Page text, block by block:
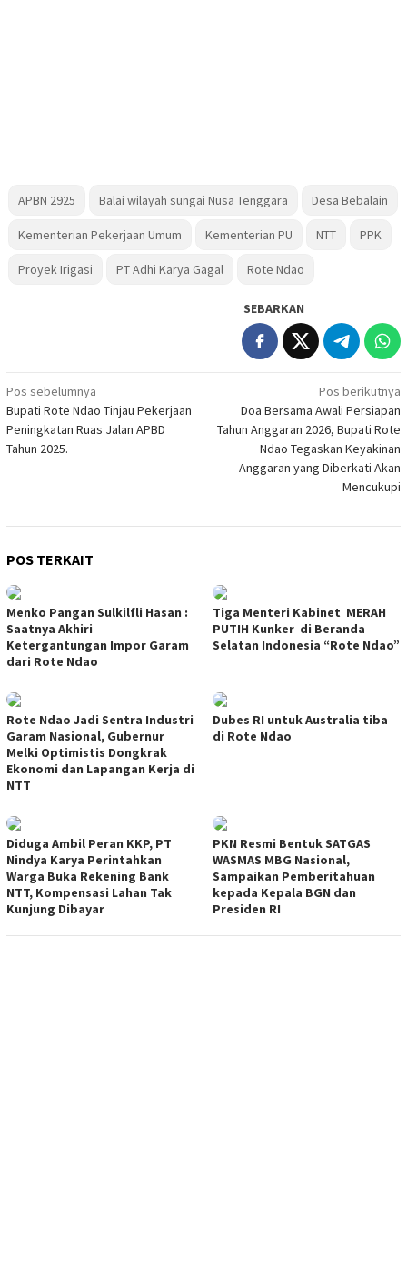
APBN 2925 Balai wilayah sungai Nusa Tenggara Desa Bebalain
Kementerian Pekerjaan Umum Kementerian PU NTT PPK
Proyek Irigasi PT Adhi Karya Gagal Rote Ndao
SEBARKAN
Navigasi
pos
Pos sebelumnya
Bupati Rote Ndao Tinjau Pekerjaan
Peningkatan Ruas Jalan APBD
Tahun 2025.
Pos berikutnya
Doa Bersama Awali Persiapan
Tahun Anggaran 2026, Bupati Rote
Ndao Tegaskan Keyakinan
Anggaran yang Diberkati Akan
Mencukupi
POS TERKAIT
Menko Pangan Sulkilfli Hasan :
Saatnya Akhiri
Ketergantungan Impor Garam
dari Rote Ndao
Tiga Menteri Kabinet MERAH
PUTIH Kunker di Beranda
Selatan Indonesia “Rote Ndao”
Rote Ndao Jadi Sentra Industri
Garam Nasional, Gubernur
Melki Optimistis Dongkrak
Ekonomi dan Lapangan Kerja di
NTT
Dubes RI untuk Australia tiba
di Rote Ndao
Diduga Ambil Peran KKP, PT
Nindya Karya Perintahkan
Warga Buka Rekening Bank
NTT, Kompensasi Lahan Tak
Kunjung Dibayar
PKN Resmi Bentuk SATGAS
WASMAS MBG Nasional,
Sampaikan Pemberitahuan
kepada Kepala BGN dan
Presiden RI